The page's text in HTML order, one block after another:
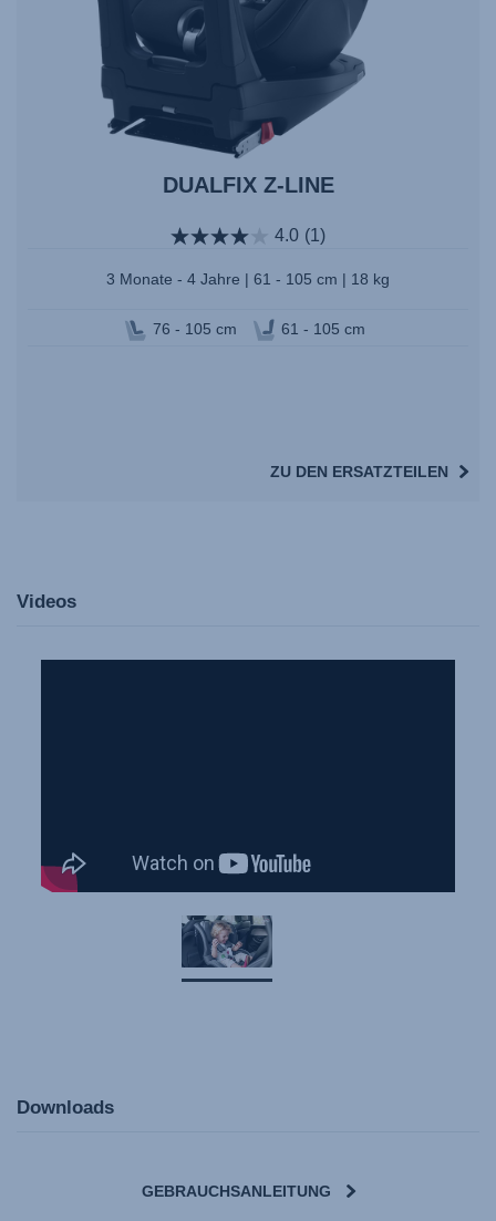
DUALFIX Z-LINE
4.0 (1)
3 Monate - 4 Jahre | 61 - 105 cm | 18 kg
76 - 105 cm 61 - 105 cm
ZU DEN ERSATZTEILEN
Videos
Downloads
GEBRAUCHSANLEITUNG